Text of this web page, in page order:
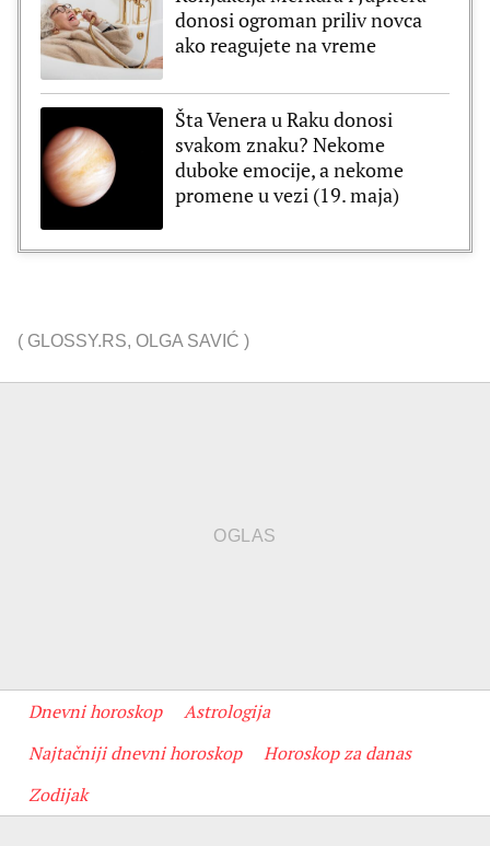
donosi ogroman priliv novca
ako reagujete na vreme
Šta Venera u Raku donosi
svakom znaku? Nekome
duboke emocije, a nekome
promene u vezi (19. maja)
( GLOSSY.RS, OLGA SAVIĆ )
Dnevni horoskop
Astrologija
Najtačniji dnevni horoskop
Horoskop za danas
Zodijak